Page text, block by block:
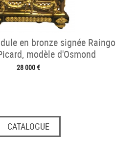
en bronze signée Raingo
modèle d'Osmond
28 000 €
CATALOGUE